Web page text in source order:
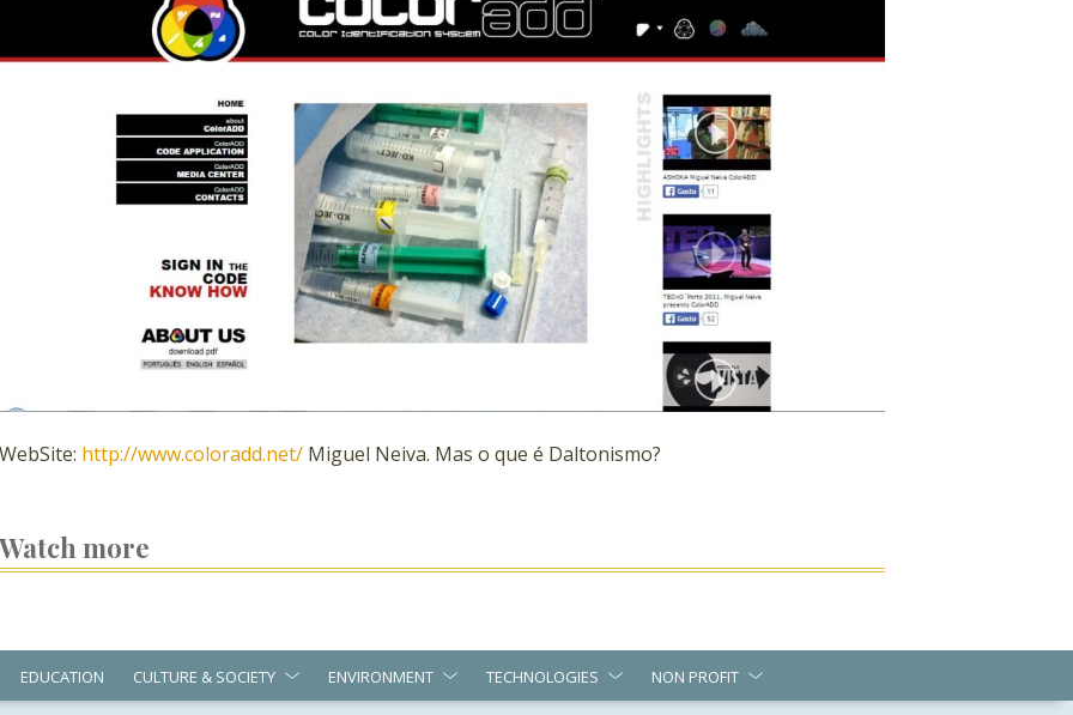
WebSite: http://www.coloradd.net/ Miguel Neiva. Mas o que é Daltonismo?
Watch more
EDUCATION CULTURE & SOCIETY ENVIRONMENT TECHNOLOGIES NON PROFIT